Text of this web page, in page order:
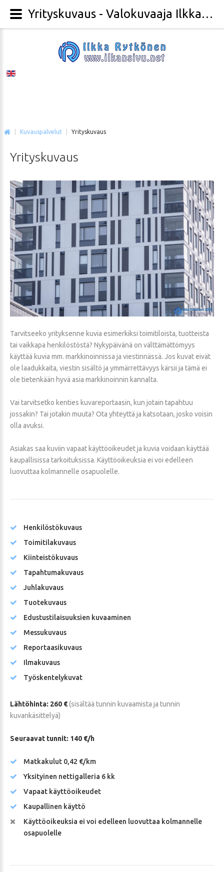
Kuvauspalvelut Yrityskuvaus
Yrityskuvaus
Tarvitseeko yrityksenne kuvia esimerkiksi toimitiloista, tuotteista
tai vaikkapa henkilöstöstä? Nykypäivänä on välttämättömyys
käyttää kuvia mm. markkinoinnissa ja viestinnässä. Jos kuvat eivät
ole laadukkaita, viestin sisältö ja ymmärrettävyys kärsii ja tämä ei
ole tietenkään hyvä asia markkinoinnin kannalta.
Vai tarvitsetko kenties kuvareportaasin, kun jotain tapahtuu
jossakin? Tai jotakin muuta? Ota yhteyttä ja katsotaan, josko voisin
olla avuksi.
Asiakas saa kuviin vapaat käyttöoikeudet ja kuvia voidaan käyttää
kaupallisissa tarkoituksissa. Käyttöoikeuksia ei voi edelleen
luovuttaa kolmannelle osapuolelle.
Henkilöstökuvaus
Toimitilakuvaus
Kiinteistökuvaus
Tapahtumakuvaus
Juhlakuvaus
Tuotekuvaus
Edustustilaisuuksien kuvaaminen
Messukuvaus
Reportaasikuvaus
Ilmakuvaus
Työskentelykuvat
Lähtöhinta: 260 €(sisältää tunnin kuvaamista ja tunnin
kuvankäsittelyä)
Seuraavat tunnit: 140 €/h
Matkakulut 0,42 €/km
Yksityinen nettigalleria 6 kk
Vapaat käyttöoikeudet
Kaupallinen käyttö
Käyttöoikeuksia ei voi edelleen luovuttaa kolmannelle
osapuolelle
Yrityskuvaus - Valokuvaaja Ilkka Rytkönen